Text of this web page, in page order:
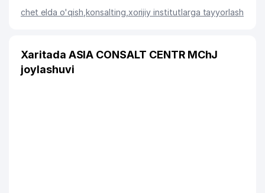
chet elda o'qish ,konsalting xorijiy institutlarga tayyorlash
Xaritada ASIA CONSALT CENTR MChJ
joylashuvi